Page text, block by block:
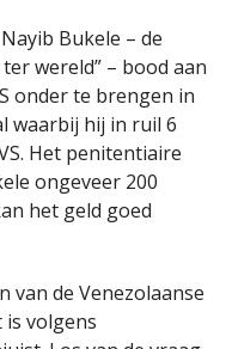
Bukele – de
wereld” – bood aan
onder te brengen in
waarbij hij in ruil 6
Het penitentiaire
ongeveer 200
het geld goed
de Venezolaanse
is volgens